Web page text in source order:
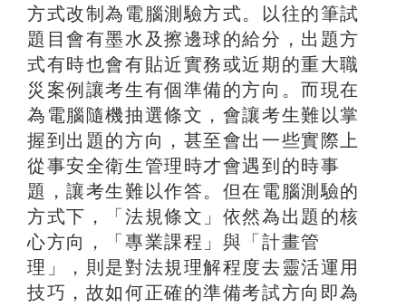
方式改制為電腦測驗方式。以往的筆試
題目會有墨水及擦邊球的給分，出題方
式有時也會有貼近實務或近期的重大職
災案例讓考生有個準備的方向。而現在
為電腦隨機抽選條文，會讓考生難以掌
握到出題的方向，甚至會出一些實際上
從事安全衛生管理時才會遇到的時事
題，讓考生難以作答。但在電腦測驗的
方式下，「法規條文」依然為出題的核
心方向，「專業課程」與「計畫管
理」，則是對法規理解程度去靈活運用
技巧，故如何正確的準備考試方向即為